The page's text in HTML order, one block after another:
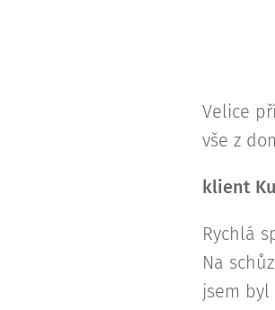
Velice
vše z
klient
Rychlá
Na
jsem